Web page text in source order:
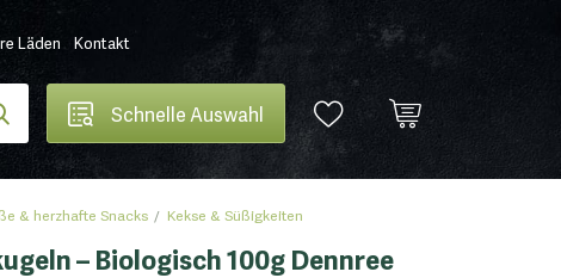
Läden Kontakt
Schnelle Auswahl
& herzhafte Snacks Kekse & Süßigkeiten
– Biologisch 100g Dennree